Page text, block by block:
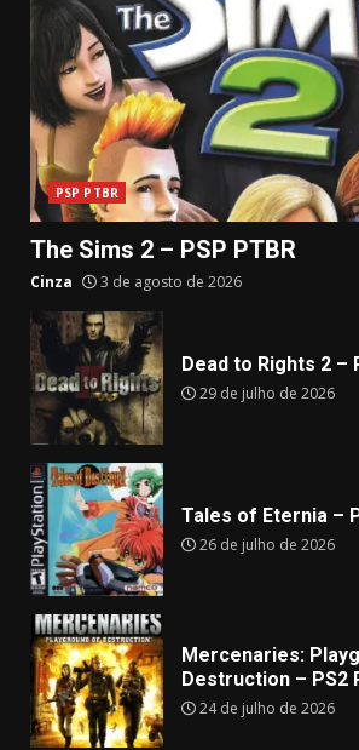
PSP PTBR
The Sims 2 – PSP PTBR
Cinza 3 de agosto de 2026
Dead to Rights 2 –
29 de julho de 2026
Tales of Eternia –
26 de julho de 2026
Mercenaries:
Destruction – PS2
24 de julho de 2026